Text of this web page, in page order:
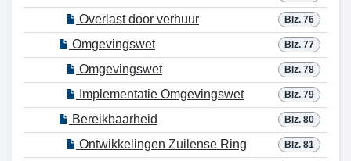
Blz. 76
Overlast door verhuur
Blz. 77
Omgevingswet
Blz. 78
Omgevingswet
Blz. 79
Implementatie Omgevingswet
Blz. 80
Bereikbaarheid
Blz. 81
Ontwikkelingen Zuilense Ring